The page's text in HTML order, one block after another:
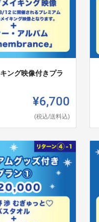
ング映像付きプラ
¥6,700
(税込/送料込)